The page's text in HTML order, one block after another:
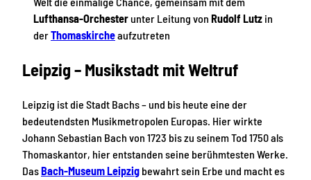
Lufthansa-Orchesterunter Leitung von Rudolf Lutz in
derThomaskircheaufzutreten
Leipzig – Musikstadt mit Weltruf
Leipzig ist die Stadt Bachs – und bis heute eine der
bedeutendsten Musikmetropolen Europas. Hier wirkte
Johann Sebastian Bach von 1723 bis zu seinem Tod 1750 als
Thomaskantor, hier entstanden seine berühmtesten Werke.
DasBach-Museum Leipzig bewahrt sein Erbe und macht es